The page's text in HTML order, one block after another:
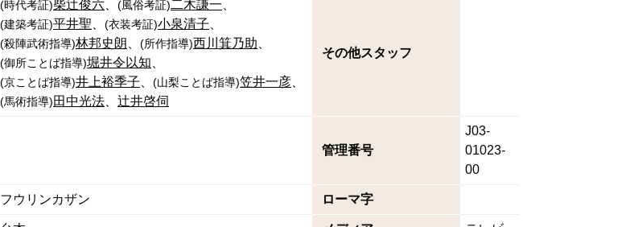
(時代考証)柴辻俊六 (風俗考証) 二木謙一
(建築考証)平井聖 (衣装考証)小泉清子
(殺陣武術指導)林邦史朗 (所作指導)西川箕乃助
(御所ことば指導)堀井令以知
(京ことば指導)井上裕季子 (山梨ことば指導)笠井一彦
(馬術指導) 田中光法 辻井啓伺
その他スタッフ
管理番号
J03-
01023-
00
フウリンカザン ローマ字